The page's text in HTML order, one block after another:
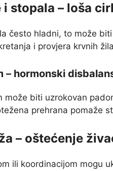
i stopala – loša
često hladni, to može
i provjera krvnih
– hormonski
može biti uzrokovan
prehrana pomaže
– oštećenje
ili koordinacijom mogu